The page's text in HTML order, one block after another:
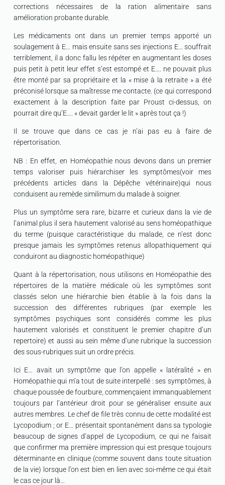
corrections nécessaires de la ration alimentaire sans
amélioration probante durable.
Les médicaments ont dans un premier temps apporté un
soulagement à E… mais ensuite sans ses injections E… souffrait
terriblement, il a donc fallu les répéter en augmentant les doses
puis petit à petit leur effet s’est estompé et E…. ne pouvait plus
être monté par sa propriétaire et la « mise à la retraite » a été
préconisé lorsque sa maîtresse me contacte. (ce qui correspond
exactement à la description faite par Proust ci-dessus, on
pourrait dire qu’E…. « devait garder le lit » après tout ça !)
Il se trouve que dans ce cas je n’ai pas eu à faire de
répertorisation.
NB : En effet, en Homéopathie nous devons dans un premier
temps valoriser puis hiérarchiser les symptômes(voir mes
précédents articles dans la Dépêche vétérinaire)qui nous
conduisent au remède similimum du malade à soigner.
Plus un symptôme sera rare, bizarre et curieux dans la vie de
l’animal plus il sera hautement valorisé au sens homéopathique
du terme (puisque caractéristique du malade, ce n’est donc
presque jamais les symptômes retenus allopathiquement qui
conduiront au diagnostic homéopathique)
Quant à la répertorisation, nous utilisons en Homéopathie des
répertoires de la matière médicale où les symptômes sont
classés selon une hiérarchie bien établie à la fois dans la
succession des différentes rubriques (par exemple les
symptômes psychiques sont considérés comme les plus
hautement valorisés et constituent le premier chapitre d’un
repertoire) et aussi au sein même d’une rubrique la succession
des sous-rubriques suit un ordre précis.
Ici E… avait un symptôme que l’on appelle « latéralité » en
Homéopathie qui m’a tout de suite interpellé : ses symptômes, à
chaque poussée de fourbure, commençaient immanquablement
toujours par l’antérieur droit pour se généraliser ensuite aux
autres membres. Le chef de file très connu de cette modalité est
Lycopodium ; or E… présentait spontanément dans sa typologie
beaucoup de signes d’appel de Lycopodium, ce qui ne faisait
que confirmer ma première impression qui est presque toujours
déterminante en clinique (comme souvent dans toute situation
de la vie) lorsque l’on est bien en lien avec soi-même ce qui était
le cas ce jour là…